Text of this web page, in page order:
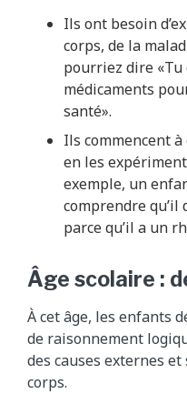
Ils ont besoin
corps, de la
pourriez dire «Tu
médicaments
santé».
Ils commencent
en les
exemple, un
comprendre
parce qu’il a un
Âge scolaire :
À cet âge, les enfants
de raisonnement
des causes externes
corps.